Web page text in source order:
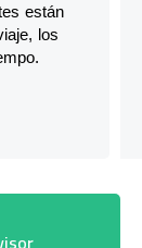
están
los